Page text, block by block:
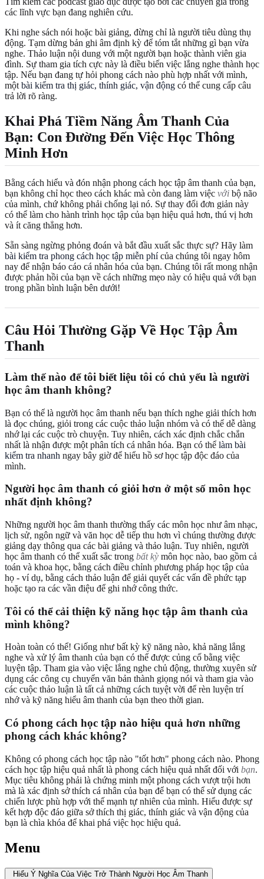
các lĩnh vực bạn đang nghiên cứu.
Khi nghe sách nói hoặc bài giảng, đừng chỉ là người tiêu dùng thụ
động. Tạm dừng bản ghi âm định kỳ để tóm tắt những gì bạn vừa
nghe. Thảo luận nội dung với một người bạn hoặc thành viên gia
đình. Sự tham gia tích cực này là điều biến việc lắng nghe thành học
tập. Nếu bạn đang tự hỏi phong cách nào phù hợp nhất với mình,
một bài kiểm tra thị giác, thính giác, vận động có thể cung cấp câu
trả lời rõ ràng.
Khai Phá Tiềm Năng Âm Thanh Của
Bạn: Con Đường Đến Việc Học Thông
Minh Hơn
Bằng cách hiểu và đón nhận phong cách học tập âm thanh của bạn,
bạn không chỉ học theo cách khác mà còn đang làm việc với bộ não
của mình, chứ không phải chống lại nó. Sự thay đổi đơn giản này
có thể làm cho hành trình học tập của bạn hiệu quả hơn, thú vị hơn
và ít căng thẳng hơn.
Sẵn sàng ngừng phỏng đoán và bắt đầu xuất sắc thực sự? Hãy làm
bài kiểm tra phong cách học tập miễn phícủa chúng tôi ngay hôm
nay để nhận báo cáo cá nhân hóa của bạn. Chúng tôi rất mong nhận
được phản hồi của bạn về cách những mẹo này có hiệu quả với bạn
trong phần bình luận bên dưới!
Câu Hỏi Thường Gặp Về Học Tập Âm
Thanh
Làm thế nào để tôi biết liệu tôi có chủ yếu là người
học âm thanh không?
Bạn có thể là người học âm thanh nếu bạn thích nghe giải thích hơn
là đọc chúng, giỏi trong các cuộc thảo luận nhóm và có thể dễ dàng
nhớ lại các cuộc trò chuyện. Tuy nhiên, cách xác định chắc chắn
nhất là nhận được một phân tích cá nhân hóa. Bạn có thể làm bài
kiểm tra nhanh ngay bây giờ để hiểu hồ sơ học tập độc đáo của
mình.
Người học âm thanh có giỏi hơn ở một số môn học
nhất định không?
Những người học âm thanh thường thấy các môn học như âm nhạc,
lịch sử, ngôn ngữ và văn học dễ tiếp thu hơn vì chúng thường được
giảng dạy thông qua các bài giảng và thảo luận. Tuy nhiên, người
học âm thanh có thể xuất sắc trong bất kỳ môn học nào, bao gồm cả
toán và khoa học, bằng cách điều chỉnh phương pháp học tập của
họ - ví dụ, bằng cách thảo luận để giải quyết các vấn đề phức tạp
hoặc tạo ra các vần điệu để ghi nhớ công thức.
Tôi có thể cải thiện kỹ năng học tập âm thanh của
mình không?
Hoàn toàn có thể! Giống như bất kỳ kỹ năng nào, khả năng lắng
nghe và xử lý âm thanh của bạn có thể được củng cố bằng việc
luyện tập. Tham gia vào việc lắng nghe chủ động, thường xuyên sử
dụng các công cụ chuyển văn bản thành giọng nói và tham gia vào
các cuộc thảo luận là tất cả những cách tuyệt vời để rèn luyện trí
nhớ và kỹ năng hiểu âm thanh của bạn theo thời gian.
Có phong cách học tập nào hiệu quả hơn những
phong cách khác không?
Không có phong cách học tập nào "tốt hơn" phong cách nào. Phong
cách học tập hiệu quả nhất là phong cách hiệu quả nhất đối với bạn.
Mục tiêu không phải là chứng minh một phong cách vượt trội hơn
mà là xác định sở thích cá nhân của bạn để bạn có thể sử dụng các
chiến lược phù hợp với thế mạnh tự nhiên của mình. Hiểu được sự
kết hợp độc đáo giữa sở thích thị giác, thính giác và vận động của
bạn là chìa khóa để khai phá việc học hiệu quả.
Menu
Hiểu Ý Nghĩa Của Việc Trở Thành Người Học Âm Thanh